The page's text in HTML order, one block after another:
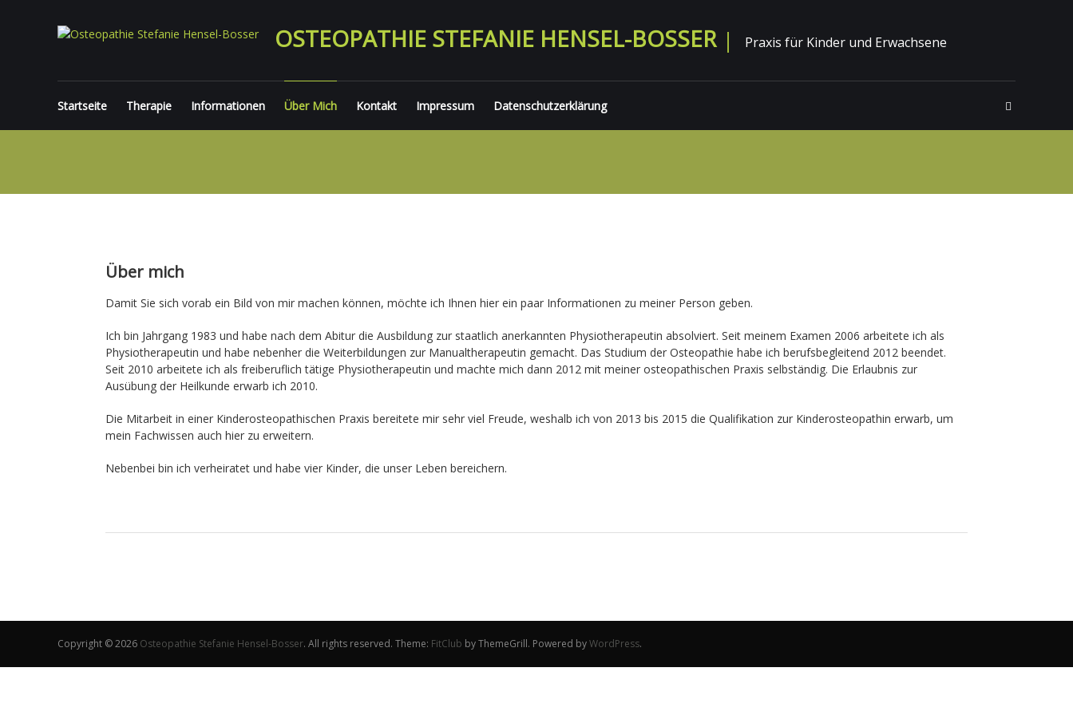
OSTEOPATHIE STEFANIE HENSEL-BOSSER Praxis für Kinder und Erwachsene
Startseite Therapie Informationen Über Mich Kontakt Impressum Datenschutzerklärung
Über mich
Damit Sie sich vorab ein Bild von mir machen können, möchte ich Ihnen hier ein paar Informationen zu meiner Person geben.
Ich bin Jahrgang 1983 und habe nach dem Abitur die Ausbildung zur staatlich anerkannten Physiotherapeutin absolviert. Seit meinem Examen 2006 arbeitete ich als
Physiotherapeutin und habe nebenher die Weiterbildungen zur Manualtherapeutin gemacht. Das Studium der Osteopathie habe ich berufsbegleitend 2012 beendet.
Seit 2010 arbeitete ich als freiberuflich tätige Physiotherapeutin und machte mich dann 2012 mit meiner osteopathischen Praxis selbständig. Die Erlaubnis zur
Ausübung der Heilkunde erwarb ich 2010.
Die Mitarbeit in einer Kinderosteopathischen Praxis bereitete mir sehr viel Freude, weshalb ich von 2013 bis 2015 die Qualifikation zur Kinderosteopathin erwarb, um
mein Fachwissen auch hier zu erweitern.
Nebenbei bin ich verheiratet und habe vier Kinder, die unser Leben bereichern.
Copyright © 2026 Osteopathie Stefanie Hensel-Bosser. All rights reserved. Theme: FitClub by ThemeGrill. Powered byWordPress.